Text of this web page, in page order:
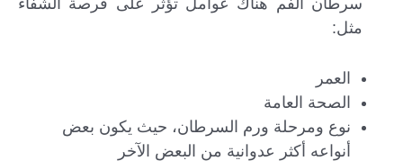
سرطان الفم هناك عوامل تؤثر على فرصة الشفاء
مثل:
العمر
الصحة العامة
نوع ومرحلة ورم السرطان، حيث يكون بعض
أنواعه أكثر عدوانية من البعض الآخر